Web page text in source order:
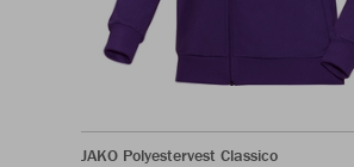
JAKO Polyestervest Classico